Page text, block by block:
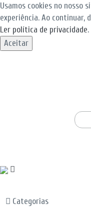
Usamos cookies no nosso
experiência. Ao continuar,
Ler política de privacidade.
Aceitar
Categorias